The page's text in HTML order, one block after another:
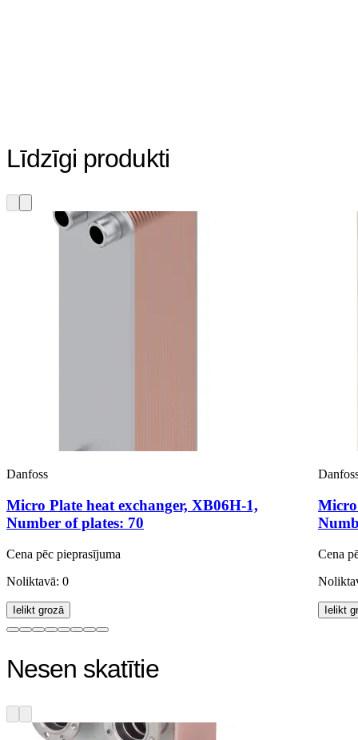
Līdzīgi produkti
Danfoss
Micro Plate heat exchanger, XB06H-1,
Number of plates: 70
Cena pēc pieprasījuma
Noliktavā: 0
Ielikt grozā
Micro
Cena
Ielikt
Nesen skatītie